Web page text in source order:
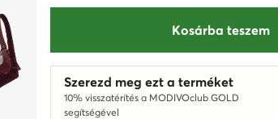
Kosárba teszem
Szerezd meg ezt a terméket
10% visszatérítés a MODIVOclub GOLD
segítségével